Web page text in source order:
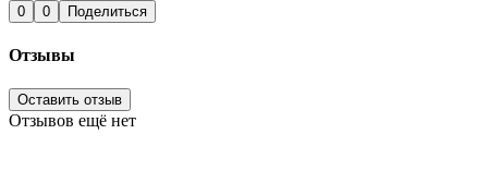
0 0 Поделиться
Отзывы
Оставить отзыв
Отзывов ещё нет